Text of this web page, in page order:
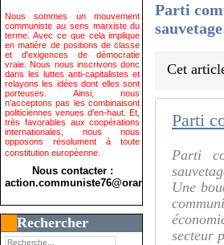
Nous sommes un mouvement
communiste au sens marxiste du
terme. Avec ce que cela implique
en matière de positions de classe
et d'exigences de démocratie
vraie. Nous nous inscrivons donc
dans les luttes anti-capitalistes et
relayons les idées dont elles sont
porteuses. Ainsi, nous
n'acceptons pas les combinaisont
politiciennes venues d'en-haut. Et,
très favorables aux coopérations
internationales, nous nous
opposons résolument à toute
constitution européenne.
Nous contacter :
action.communiste76@orange.fr>
Rechercher
Parti
Cet
Parti
Une
secteur